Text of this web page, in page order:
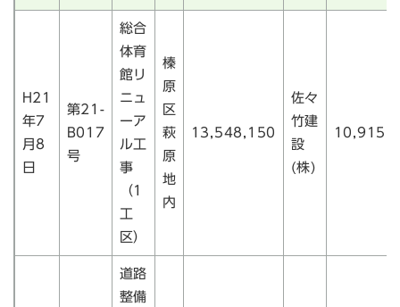
H21
年7
月8
日
第21-
B017
号
総合
体育
館リ
ニュ
ーア
ル工
事
（1
工
区）
榛
原
区
萩
原
地
内
13,548,150
佐々
竹建
設
(株)
道路
整備